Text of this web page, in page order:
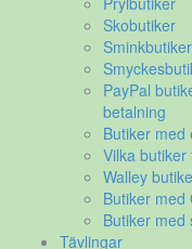
Skobutiker
Sminkbutiker
PayPal
betalning
Butiker med
Vilka butiker
Walley
Butiker med
Butiker med
Tävlingar